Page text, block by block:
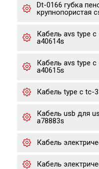
Dt-0166 губка
крупнопористая
Кабель avs type c
a40614s
Кабель avs type
a40615s
Кабель type c tc-
Кабель usb для
a78883s
Кабель
Кабель